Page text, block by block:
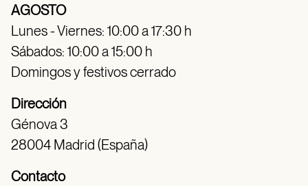
AGOSTO
Lunes - Viernes: 10:00 a 17:30 h
Sábados: 10:00 a 15:00 h
Domingos y festivos cerrado
Dirección
Génova 3
28004 Madrid (España)
Contacto